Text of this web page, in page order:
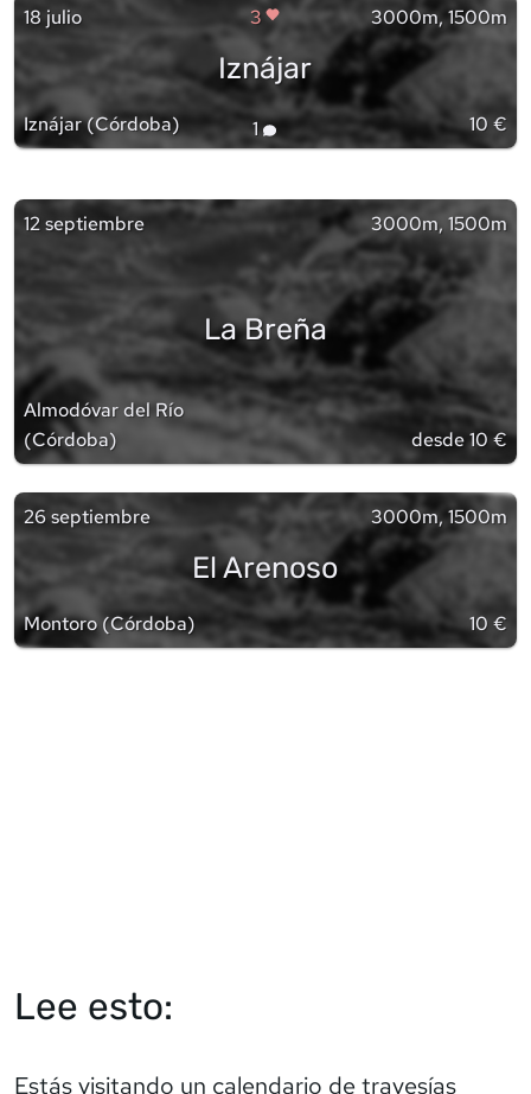
18 julio 3 3000m, 1500m
Iznájar
Iznájar(Córdoba) 1 10 €
12 septiembre 3000m, 1500m
La Breña
Almodóvar del Río
(Córdoba) desde 10 €
26 septiembre 3000m, 1500m
El Arenoso
Montoro(Córdoba) 10 €
Lee esto:
Estás visitando un calendario de travesías